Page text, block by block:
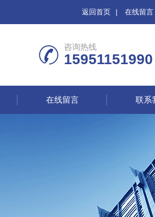
返回首页 | 在线留言
咨询热线
15951151990
在线留言 联系